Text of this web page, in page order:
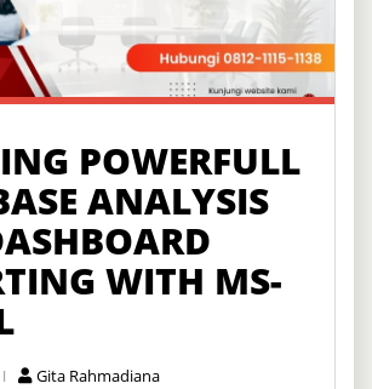
POWERFULL
ANALYSIS
WITH MS-
Gita Rahmadiana